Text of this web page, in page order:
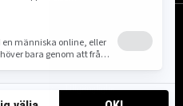
Cookie Policy
Tillgänglighet